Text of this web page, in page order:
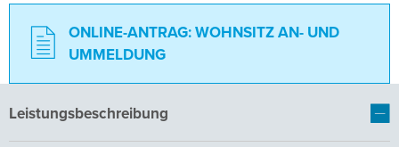
WOHNSITZ AN- UND
UMMELDUNG
Leistungsbeschreibung